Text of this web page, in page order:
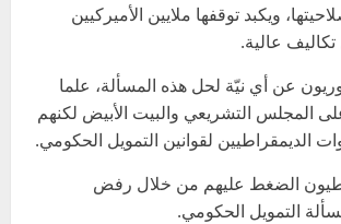
ويكبد توقفها ملايين الأميركيين
عالية.
عن أي نيّة لحل هذه المسألة، علما
المجلس التشريعي والبيت الأبيض لكنهم
الديمقراطيين لقوانين التمويل الحكومي.
الضغط عليهم من خلال رفض
التمويل الحكومي.